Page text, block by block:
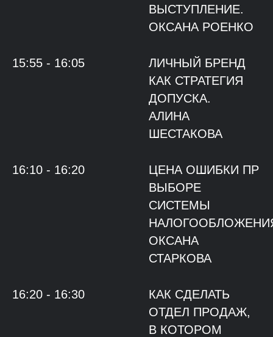
ВЫСТУПЛЕНИЕ.
ОКСАНА РОЕНКО
15:55 - 16:05
ЛИЧНЫЙ БРЕНД
КАК СТРАТЕГИЯ
ДОПУСКА.
АЛИНА
ШЕСТАКОВА
16:10 - 16:20
ЦЕНА ОШИБКИ ПР
ВЫБОРЕ
СИСТЕМЫ
ОКСАНА
СТАРКОВА
16:20 - 16:30
КАК СДЕЛАТЬ
ОТДЕЛ ПРОДАЖ,
В КОТОРОМ